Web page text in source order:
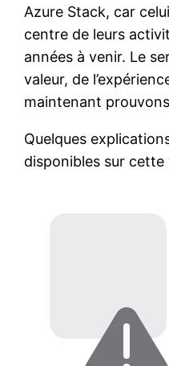
Azure Stack, car
centre de leurs
années à venir. Le
valeur, de
maintenant
Quelques
disponibles sur cette